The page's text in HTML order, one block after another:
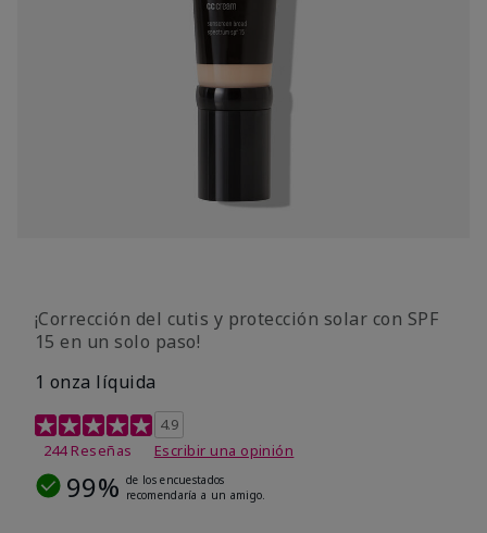
¡Corrección del cutis y protección solar con SPF
15 en un solo paso!
1 onza líquida
Calificación de clientes de 3,7 de 5
4.9
244 Reseñas
Escribir una opinión
99% de los encuestados
recomendaría a un amigo.